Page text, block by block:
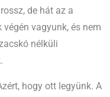
de hát az a
vagyunk, és nem
nélküli
hogy ott legyünk. A